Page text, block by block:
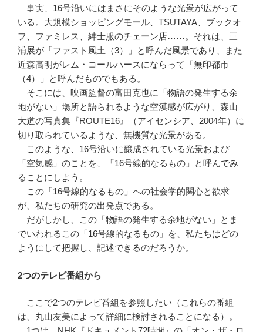
事実、16号沿いにはまさにそのような光景が広がって
いる。大規模ショッピングモール、TSUTAYA、ブックオ
フ、ファミレス、紳士服のチェーン店……。それは、三
浦展が「ファスト風土（3）」と呼んだ風景であり、また
近森高明がレム・コールハースにならって「無印都市
（4）」と呼んだものでもある。
そこには、映画監督の富田克也に「物語の発生する余
地がない」場所と語られるような空漠感が広がり、森山
大道の写真集『ROUTE16』（アイセンシア、2004年）に
切り取られているような、無機質な光景がある。
このような、16号沿いに醸成されている光景および
「空気感」のことを、「16号線的なるもの」と呼んでみ
ることにしよう。
この「16号線的なるもの」への社会学的関心と欲求
が、私たちの研究の出発点である。
だがしかし、この「物語の発生する余地がない」とま
でいわれるこの「16号線的なるもの」を、私たちはどの
ようにして把握し、記述できるのだろうか。
2つのテレビ番組から
ここで2つのテレビ番組を参照したい（これらの番組
は、丸山友美によって詳細に検討されることになる）。